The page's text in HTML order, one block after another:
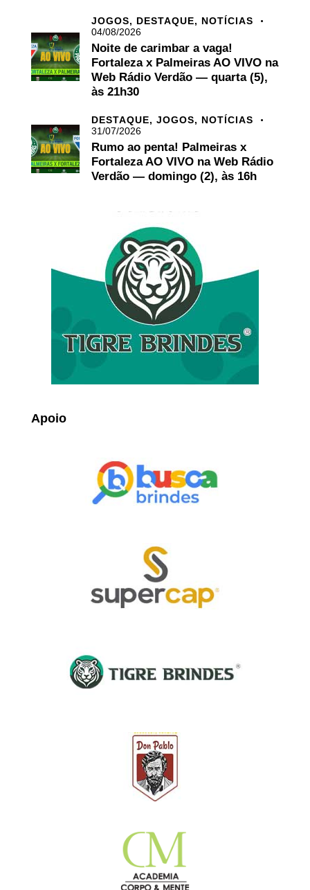
JOGOS, DESTAQUE, NOTÍCIAS
04/08/2026
Noite de carimbar a vaga!
Fortaleza x Palmeiras AO VIVO na
Web Rádio Verdão — quarta (5),
às 21h30
DESTAQUE, JOGOS, NOTÍCIAS
31/07/2026
Rumo ao penta! Palmeiras x
Fortaleza AO VIVO na Web Rádio
Verdão — domingo (2), às 16h
Apoio